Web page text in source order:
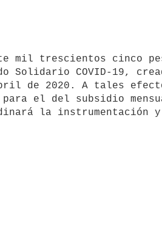
Solidario COVID-19,
de 2020. A tales
para el del subsidio